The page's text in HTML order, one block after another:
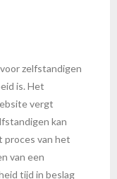
zelfstandigen
is. Het
vergt
kan
proces van het
van een
tijd in beslag